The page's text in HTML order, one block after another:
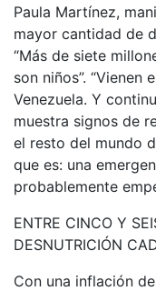
Paula Martínez,
mayor cantidad de
“Más de siete
son niños”. “Vienen
Venezuela. Y
muestra signos de
el resto del mundo
que es: una
probablemente
ENTRE CINCO Y
DESNUTRICIÓN
Con una inflación